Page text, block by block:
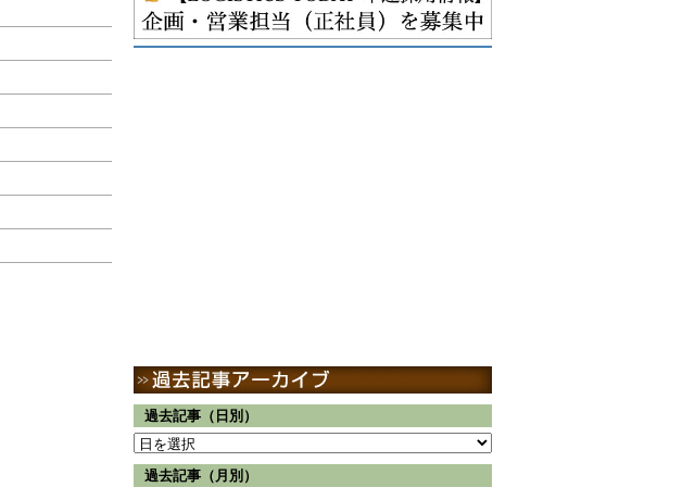
過去記事（日別）
過去記事（月別）